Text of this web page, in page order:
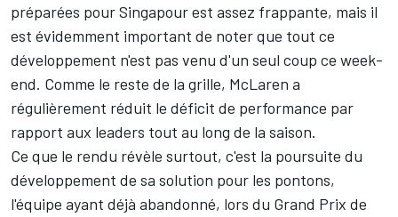
préparées pour Singapour est assez frappante, mais il
est évidemment important de noter que tout ce
développement n'est pas venu d'un seul coup ce week-
end. Comme le reste de la grille, McLaren a
régulièrement réduit le déficit de performance par
rapport aux leaders tout au long de la saison.
Ce que le rendu révèle surtout, c'est la poursuite du
développement de sa solution pour les pontons,
l'équipe ayant déjà abandonné, lors du Grand Prix de